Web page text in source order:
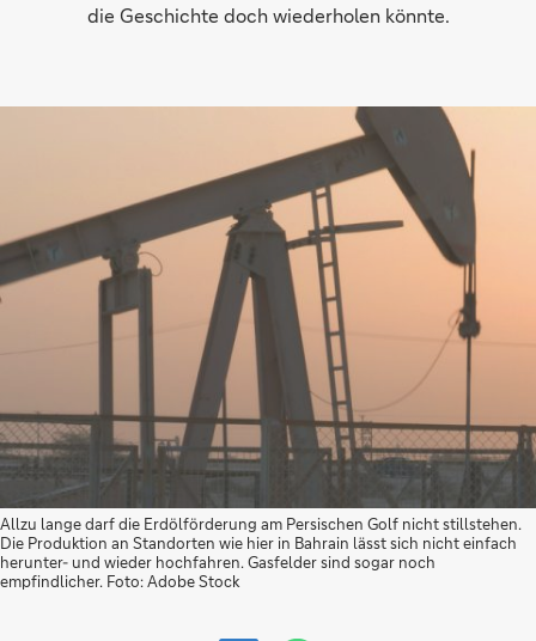
die Geschichte doch wiederholen könnte.
Allzu lange darf die Erdölförderung am Persischen Golf nicht stillstehen.
Die Produktion an Standorten wie hier in Bahrain lässt sich nicht einfach
herunter- und wieder hochfahren. Gasfelder sind sogar noch
empfindlicher. Foto: Adobe Stock